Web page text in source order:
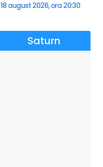
18 august 2026, ora 20:30
Saturn